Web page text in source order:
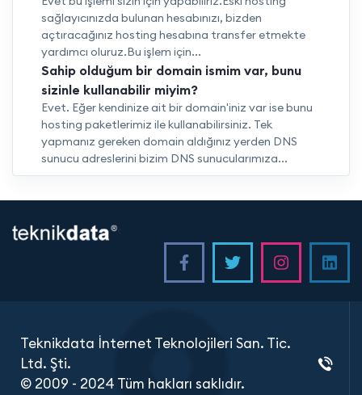
sağlayıcınızda bulunan hesabınızı, bizden
açtıracağınız hosting hesabına transfer etmekte
yardımcı oluruz.Bu işlem için...
Sahip olduğum bir domain ismim var, bunu
sizinle kullanabilir miyim?
Evet. Eğer kendinize ait bir domain'iniz var ise bunu
hosting paketlerimiz ile kullanabilirsiniz. Tek
yapmanız gereken domain aldığınız yerden DNS
sunucu adreslerini bizim DNS sunucularımıza...
<
Teknikdata İnternet Teknolojileri San. Tic.
Ltd. Şti.
© 2009 - 2024 Tüm hakları saklıdır.